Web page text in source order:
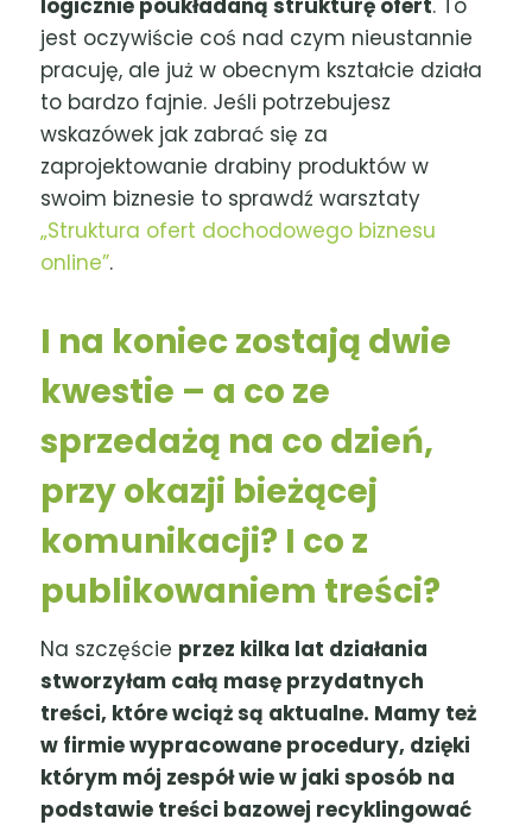
jest oczywiście coś nad czym nieustannie
pracuję, ale już w obecnym kształcie działa
to bardzo fajnie. Jeśli potrzebujesz
wskazówek jak zabrać się za
zaprojektowanie drabiny produktów w
swoim biznesie to sprawdź warsztaty
„Struktura ofert dochodowego biznesu
online”.
I na koniec zostają dwie
kwestie – a co ze
sprzedażą na co dzień,
przy okazji bieżącej
komunikacji? I co z
publikowaniem treści?
Na szczęście przez kilka lat działania
stworzyłam całą masę przydatnych
treści, które wciąż są aktualne. Mamy też
w firmie wypracowane procedury, dzięki
którym mój zespół wie w jaki sposób na
podstawie treści bazowej recyklingować